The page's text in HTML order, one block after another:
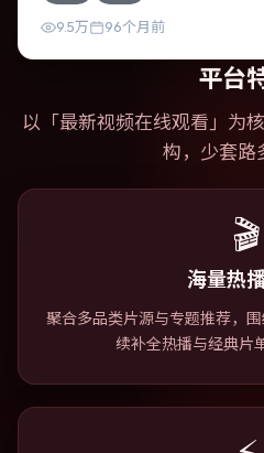
9.5万 96个月前
平台
以「最新视频在线观看 」为
构，少套路
🎬
海量热
聚合多品类片源与专题推荐，
续补全热播与经典片